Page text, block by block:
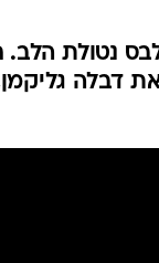
נטולת
דבלה